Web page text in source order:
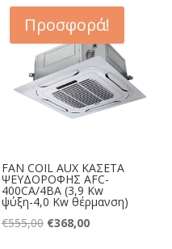
€815,00.είναι:
€515,00.
Προσφορά!
FAN COIL AUX ΚΑΣΕΤΑ
ΨΕΥΔΟΡΟΦΗΣ AFC-
400CA/4BA (3,9 Kw
ψύξη-4,0 Kw θέρμανση)
€555,00 Original
€368,00Η